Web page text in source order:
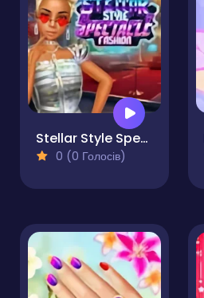
Stellar Style Spectacle Fashion
0 (0 Голосів)